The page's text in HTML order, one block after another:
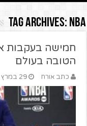
Tag Archives: NBA
הטובה בעולם
כתב אורח 29 במרץ 2021